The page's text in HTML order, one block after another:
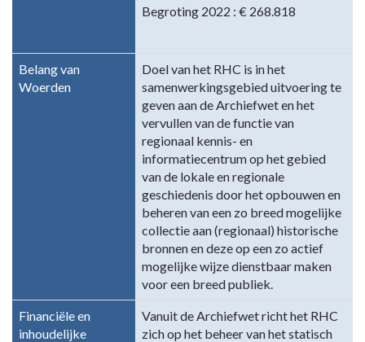
Begroting 2022 : € 268.818
Belang van
Woerden
Doel van het RHC is in het
samenwerkingsgebied uitvoering te
geven aan de Archiefwet en het
vervullen van de functie van
regionaal kennis- en
informatiecentrum op het gebied
van de lokale en regionale
geschiedenis door het opbouwen en
beheren van een zo breed mogelijke
collectie aan (regionaal) historische
bronnen en deze op een zo actief
mogelijke wijze dienstbaar maken
voor een breed publiek.
Financiële en
inhoudelijke
Vanuit de Archiefwet richt het RHC
zich op het beheer van het statisch